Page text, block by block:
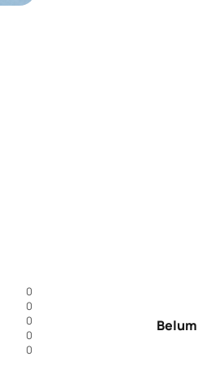
0
0
0
0
0